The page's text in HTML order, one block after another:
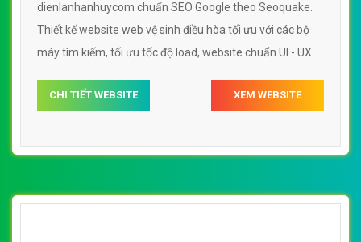
giúp tăng trải nghiệm người dùng lướt website web vệ
sinh điều hòa dienlanhhongvanvn
CHI TIẾT WEBSITE XEM WEBSITE